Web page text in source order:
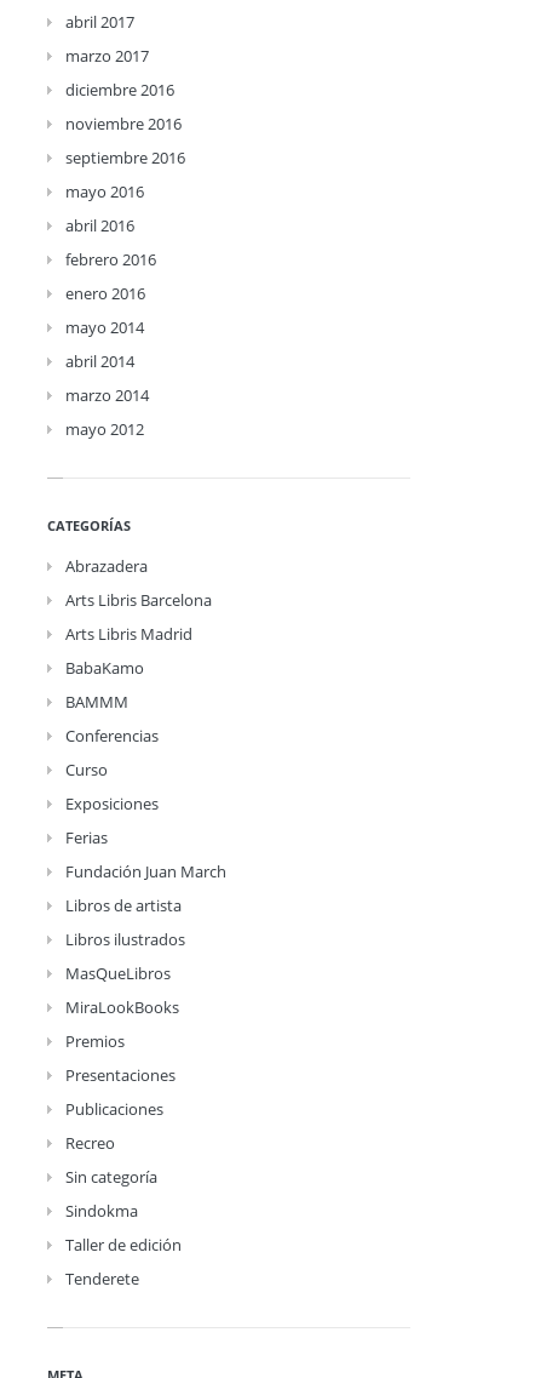
abril 2017
marzo 2017
diciembre 2016
noviembre 2016
septiembre 2016
mayo 2016
abril 2016
febrero 2016
enero 2016
mayo 2014
abril 2014
marzo 2014
mayo 2012
CATEGORÍAS
Abrazadera
Arts Libris Barcelona
Arts Libris Madrid
BabaKamo
BAMMM
Conferencias
Curso
Exposiciones
Ferias
Fundación Juan March
Libros de artista
Libros ilustrados
MasQueLibros
MiraLookBooks
Premios
Presentaciones
Publicaciones
Recreo
Sin categoría
Sindokma
Taller de edición
Tenderete